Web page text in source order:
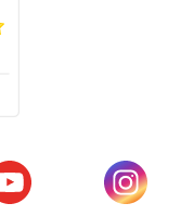
nouvel onglet)
(s'ouvre dans un(s'ouvre